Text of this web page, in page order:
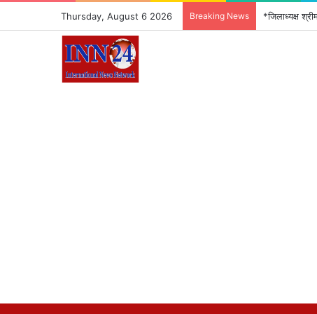
Thursday, August 6 2026 Breaking News *जिलाध्यक्ष